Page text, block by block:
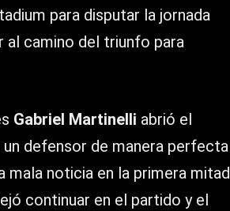
para disputar la jornada
camino del triunfo para
Gabriel Martinelli abrió el
un defensor de manera perfecta
mala noticia en la primera mitad
continuar en el partido y el